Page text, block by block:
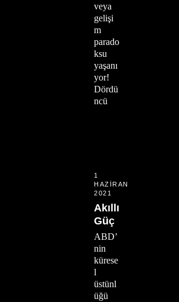
veya
gelişi
m
parado
ksu
yaşanı
yor!
Dördü
ncü
1
HAZIRAN
2021
Akıllı
Güç
ABD’
nin
kürese
l
üstünl
üğü